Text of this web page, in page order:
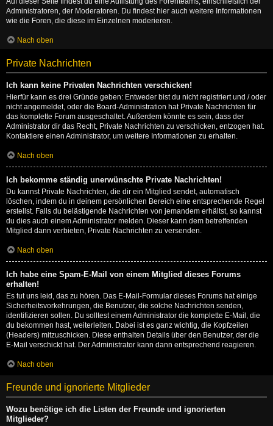
Administratoren, der Moderatoren. Du findest hier auch weitere Informationen
wie die Foren, die diese im Einzelnen moderieren.
Nach oben
Private Nachrichten
Ich kann keine Privaten Nachrichten verschicken!
Hierfür kann es drei Gründe geben: Entweder bist du nicht registriert und / oder
nicht angemeldet, oder die Board-Administration hat Private Nachrichten für
das komplette Forum ausgeschaltet. Außerdem könnte es sein, dass der
Administrator dir das Recht, Private Nachrichten zu verschicken, entzogen hat.
Kontaktiere einen Administrator, um weitere Informationen zu erhalten.
Nach oben
Ich bekomme ständig unerwünschte Private Nachrichten!
Du kannst Private Nachrichten, die dir ein Mitglied sendet, automatisch
löschen, indem du in deinem persönlichen Bereich eine entsprechende Regel
erstellst. Falls du belästigende Nachrichten von jemandem erhältst, so kannst
du dies auch einem Administrator melden. Dieser kann dem betreffenden
Mitglied dann verbieten, Private Nachrichten zu versenden.
Nach oben
Ich habe eine Spam-E-Mail von einem Mitglied dieses Forums
erhalten!
Es tut uns leid, das zu hören. Das E-Mail-Formular dieses Forums hat einige
Sicherheitsvorkehrungen, die Benutzer, die solche Nachrichten senden,
identifizieren sollen. Du solltest einem Administrator die komplette E-Mail, die
du bekommen hast, weiterleiten. Dabei ist es ganz wichtig, die Kopfzeilen
(Headers) mitzuschicken. Diese enthalten Details über den Benutzer, der die
E-Mail verschickt hat. Der Administrator kann dann entsprechend reagieren.
Nach oben
Freunde und ignorierte Mitglieder
Wozu benötige ich die Listen der Freunde und ignorierten
Mitglieder?